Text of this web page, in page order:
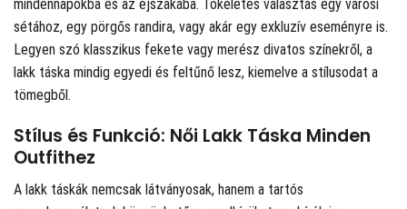
mindennapokba és az éjszakába. Tökéletes választás egy városi
sétához, egy pörgős randira, vagy akár egy exkluzív eseményre is.
Legyen szó klasszikus fekete vagy merész divatos színekről, a
lakk táska mindig egyedi és feltűnő lesz, kiemelve a stílusodat a
tömegből.
Stílus és Funkció: Női Lakk Táska Minden
Outfithez
A lakk táskák nemcsak látványosak, hanem a tartós